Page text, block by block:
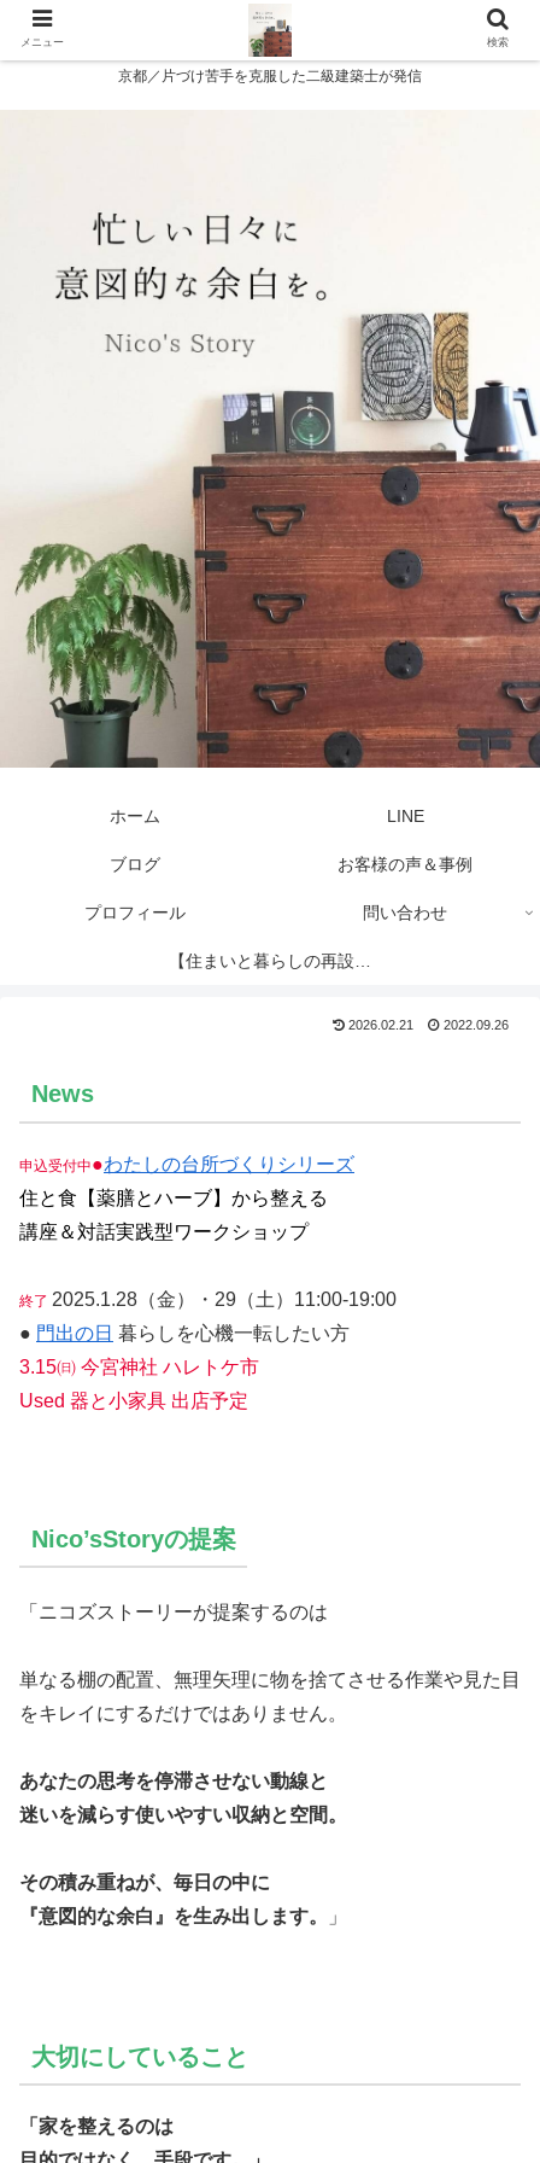
京都／片づけ苦手を克服した二級建築士が発信
ホーム LINE
ブログ お客様の声＆事例
プロフィール 問い合わせ
【住まいと暮らしの再設計
2026.02.21 2022.09.26
News
申込受付中●わたしの台所づくりシリーズ
住と食【薬膳とハーブ】から整える
講座＆対話実践型ワークショップ
終了 2025.1.28（金）・29（土）11:00-19:00
● 門出の日 暮らしを心機一転したい方
3.15㈰ 今宮神社 ハレトケ市
Used 器と小家具 出店予定
Nico’sStoryの提案
「ニコズストーリーが提案するのは
単なる棚の配置、無理矢理に物を捨てさせる作業や見た目
をキレイにするだけではありません。
あなたの思考を停滞させない動線と
迷いを減らす使いやすい収納と空間。
その積み重ねが、毎日の中に
『意図的な余白』を生み出します。
」
大切にしていること
「家を整えるのは
メニュー 検索